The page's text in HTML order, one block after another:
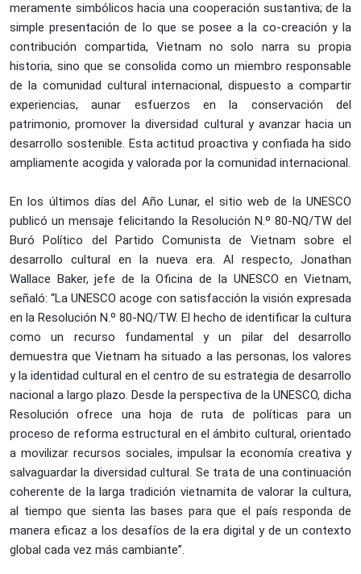
meramente simbólicos hacia una cooperación sustantiva; de la
simple presentación de lo que se posee a la co-creación y la
contribución compartida, Vietnam no solo narra su propia
historia, sino que se consolida como un miembro responsable
de la comunidad cultural internacional, dispuesto a compartir
experiencias, aunar esfuerzos en la conservación del
patrimonio, promover la diversidad cultural y avanzar hacia un
desarrollo sostenible. Esta actitud proactiva y confiada ha sido
ampliamente acogida y valorada por la comunidad internacional.
En los últimos días del Año Lunar, el sitio web de la UNESCO
publicó un mensaje felicitando la Resolución N.º 80-NQ/TW del
Buró Político del Partido Comunista de Vietnam sobre el
desarrollo cultural en la nueva era. Al respecto, Jonathan
Wallace Baker, jefe de la Oficina de la UNESCO en Vietnam,
señaló: “La UNESCO acoge con satisfacción la visión expresada
en la Resolución N.º 80-NQ/TW. El hecho de identificar la cultura
como un recurso fundamental y un pilar del desarrollo
demuestra que Vietnam ha situado a las personas, los valores
y la identidad cultural en el centro de su estrategia de desarrollo
nacional a largo plazo. Desde la perspectiva de la UNESCO, dicha
Resolución ofrece una hoja de ruta de políticas para un
proceso de reforma estructural en el ámbito cultural, orientado
a movilizar recursos sociales, impulsar la economía creativa y
salvaguardar la diversidad cultural. Se trata de una continuación
coherente de la larga tradición vietnamita de valorar la cultura,
al tiempo que sienta las bases para que el país responda de
manera eficaz a los desafíos de la era digital y de un contexto
global cada vez más cambiante”.